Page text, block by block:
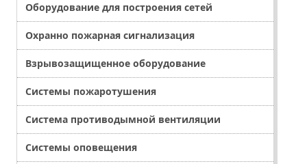
Оборудование для построения сетей
Охранно пожарная сигнализация
Взрывозащищенное оборудование
Системы пожаротушения
Система противодымной вентиляции
Системы оповещения